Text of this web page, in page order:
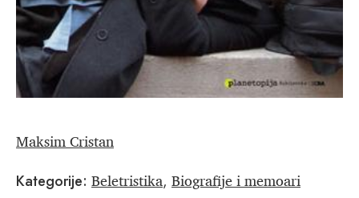
Maksim Cristan
Kategorije: Beletristika, Biografije i memoari